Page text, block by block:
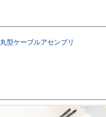
丸型ケーブルアセンブリ